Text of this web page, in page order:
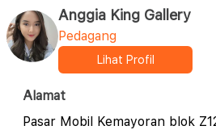
Anggia King Gallery
Pedagang
Lihat Profil
Alamat
Pasar Mobil Kemayoran blok